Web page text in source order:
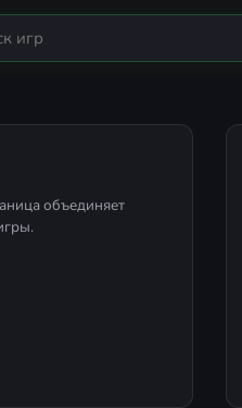
объединяет